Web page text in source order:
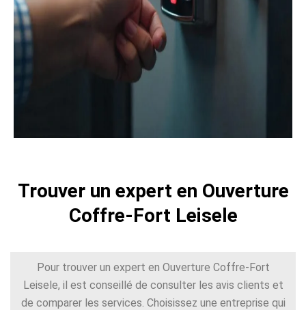
Trouver un expert en Ouverture
Coffre-Fort Leisele
Pour trouver un expert en Ouverture Coffre-Fort
Leisele, il est conseillé de consulter les avis clients et
de comparer les services. Choisissez une entreprise qui